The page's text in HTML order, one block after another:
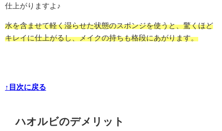
仕上がりますよ♪
水を含ませて軽く湿らせた状態のスポンジを使うと、驚くほど
キレイに仕上がるし、メイクの持ちも格段にあがります。
↑目次に戻る
ハオルビのデメリット